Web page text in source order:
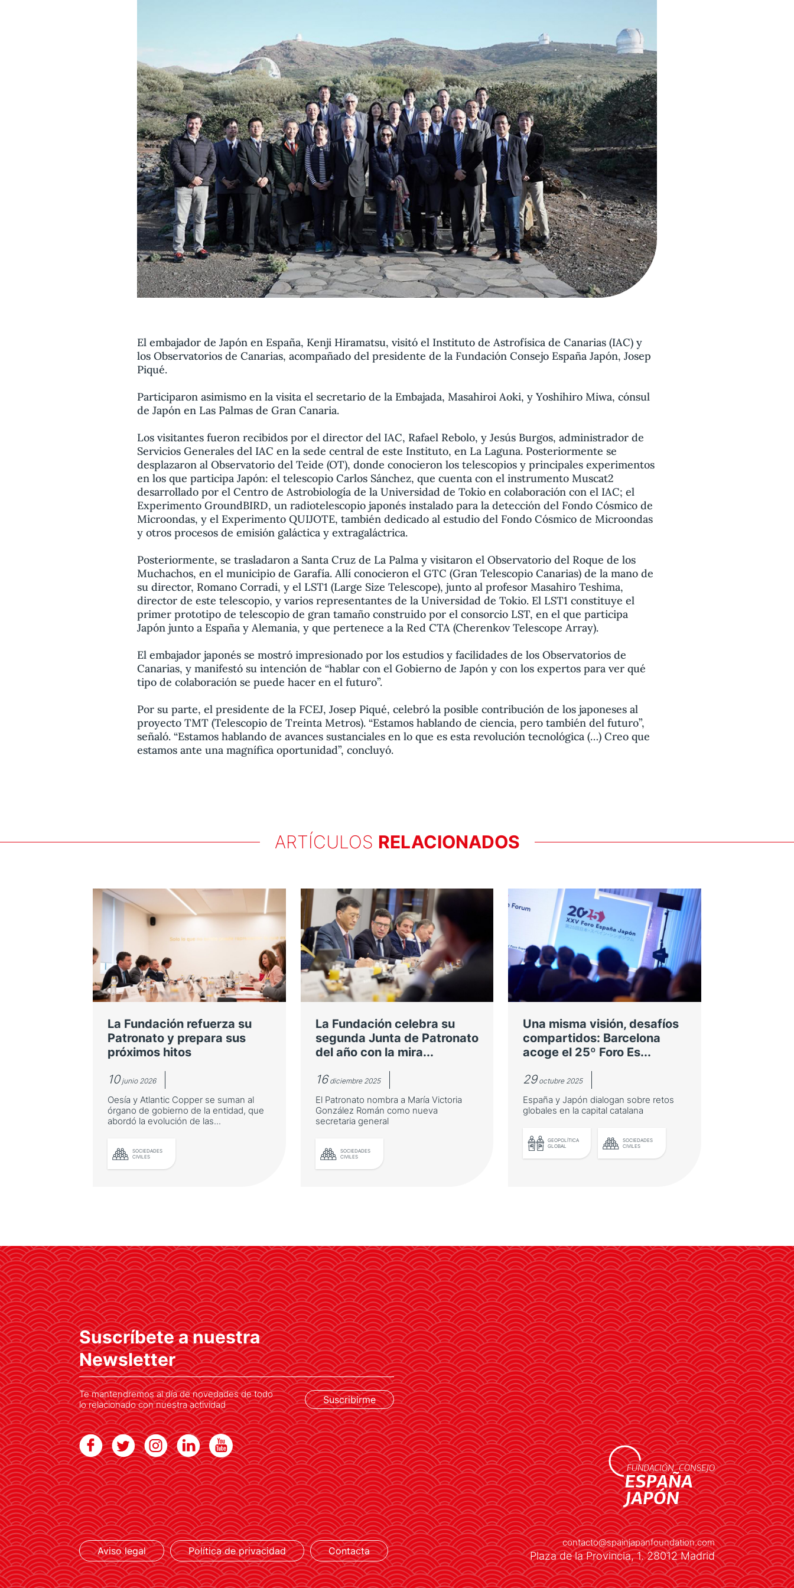
El embajador de Japón en España, Kenji Hiramatsu, visitó el Instituto de Astrofísica de Canarias (IAC) y
los Observatorios de Canarias, acompañado del presidente de la Fundación Consejo España Japón, Josep
Piqué.
Participaron asimismo en la visita el secretario de la Embajada, Masahiroi Aoki, y Yoshihiro Miwa, cónsul
de Japón en Las Palmas de Gran Canaria.
Los visitantes fueron recibidos por el director del IAC, Rafael Rebolo, y Jesús Burgos, administrador de
Servicios Generales del IAC en la sede central de este Instituto, en La Laguna. Posteriormente se
desplazaron al Observatorio del Teide (OT), donde conocieron los telescopios y principales experimentos
en los que participa Japón: el telescopio Carlos Sánchez, que cuenta con el instrumento Muscat2
desarrollado por el Centro de Astrobiología de la Universidad de Tokio en colaboración con el IAC; el
Experimento GroundBIRD, un radiotelescopio japonés instalado para la detección del Fondo Cósmico de
Microondas, y el Experimento QUIJOTE, también dedicado al estudio del Fondo Cósmico de Microondas
y otros procesos de emisión galáctica y extragaláctrica.
Posteriormente, se trasladaron a Santa Cruz de La Palma y visitaron el Observatorio del Roque de los
Muchachos, en el municipio de Garafía. Allí conocieron el GTC (Gran Telescopio Canarias) de la mano de
su director, Romano Corradi, y el LST1 (Large Size Telescope), junto al profesor Masahiro Teshima,
director de este telescopio, y varios representantes de la Universidad de Tokio. El LST1 constituye el
primer prototipo de telescopio de gran tamaño construido por el consorcio LST, en el que participa
Japón junto a España y Alemania, y que pertenece a la Red CTA (Cherenkov Telescope Array).
El embajador japonés se mostró impresionado por los estudios y facilidades de los Observatorios de
Canarias, y manifestó su intención de “hablar con el Gobierno de Japón y con los expertos para ver qué
tipo de colaboración se puede hacer en el futuro”.
Por su parte, el presidente de la FCEJ, Josep Piqué, celebró la posible contribución de los japoneses al
proyecto TMT (Telescopio de Treinta Metros). “Estamos hablando de ciencia, pero también del futuro”,
señaló. “Estamos hablando de avances sustanciales en lo que es esta revolución tecnológica (…) Creo que
estamos ante una magnífica oportunidad”, concluyó.
ARTÍCULOS RELACIONADOS
La Fundación refuerza su
Patronato y prepara sus
próximos hitos
10junio 2026
Oesía y Atlantic Copper se suman al
órgano de gobierno de la entidad, que
abordó la evolución de las...
SOCIEDADES
CIVILES
próximos hitos
Oesía y Atlantic Copper se suman
al órgano de gobierno de la
entidad, que abordó la evolución
de las relaciones bilaterales y los
principales proyectos para 2026 y
2027
LEER MÁS
La Fundación celebra su
segunda Junta de Patronato
del año con la mira...
16diciembre 2025
El Patronato nombra a María Victoria
González Román como nueva
secretaria general
SOCIEDADES
CIVILES
Patronato del año con la
mirada puesta en 2026
El Patronato nombra a María
Victoria González Román como
nueva secretaria general
LEER MÁS
Una misma visión, desafíos
compartidos: Barcelona
acoge el 25º Foro Es...
29octubre 2025
España y Japón dialogan sobre retos
globales en la capital catalana
GEOPOLÍTICA
GLOBAL
SOCIEDADES
CIVILES
acoge el 25º Foro España
Japón
España y Japón dialogan sobre
retos globales en la capital catalana
LEER MÁS
Suscríbete a nuestra
Newsletter
Te mantendremos al día de novedades de todo
lo relacionado con nuestra actividad
Suscribirme
Aviso legal Política de privacidad Contacta
contacto@spainjapanfoundation.com
Plaza de la Provincia, 1. 28012 Madrid